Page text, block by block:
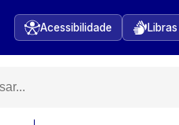
Acessibilidade Libras